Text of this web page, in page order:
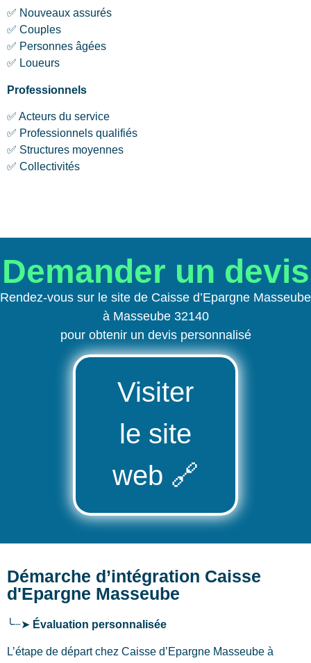
✅ Nouveaux assurés
✅ Couples
✅ Personnes âgées
✅ Loueurs
Professionnels
✅ Acteurs du service
✅ Professionnels qualifiés
✅ Structures moyennes
✅ Collectivités
Demander un devis
Rendez-vous sur le site de Caisse d’Epargne Masseube
à Masseube 32140
pour obtenir un devis personnalisé
Visiter
le site
web 🔗
Démarche d’intégration Caisse
d'Epargne Masseube
╰┈➤ Évaluation personnalisée
L’étape de départ chez Caisse d’Epargne Masseube à